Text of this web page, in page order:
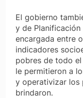
El gobierno
y de Planificación
encargada entre
indicadores
pobres de todo
le permitieron a
y operativizar los
brindaron.